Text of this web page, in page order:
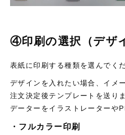
④印刷の選択（デザ
表紙に印刷する種類を選んでく
デザインを入れたい場合、イメ
注文決定後テンプレートを送りま
データーをイラストレーターや
・フルカラー印刷